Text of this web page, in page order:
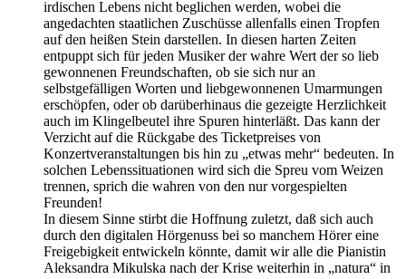
irdischen Lebens nicht beglichen werden, wobei die
angedachten staatlichen Zuschüsse allenfalls einen Tropfen
auf den heißen Stein darstellen. In diesen harten Zeiten
entpuppt sich für jeden Musiker der wahre Wert der so lieb
gewonnenen Freundschaften, ob sie sich nur an
selbstgefälligen Worten und liebgewonnenen Umarmungen
erschöpfen, oder ob darüberhinaus die gezeigte Herzlichkeit
auch im Klingelbeutel ihre Spuren hinterläßt. Das kann der
Verzicht auf die Rückgabe des Ticketpreises von
Konzertveranstaltungen bis hin zu „etwas mehr“ bedeuten. In
solchen Lebenssituationen wird sich die Spreu vom Weizen
trennen, sprich die wahren von den nur vorgespielten
Freunden!
In diesem Sinne stirbt die Hoffnung zuletzt, daß sich auch
durch den digitalen Hörgenuss bei so manchem Hörer eine
Freigebigkeit entwickeln könnte, damit wir alle die Pianistin
Aleksandra Mikulska nach der Krise weiterhin in „natura“ in